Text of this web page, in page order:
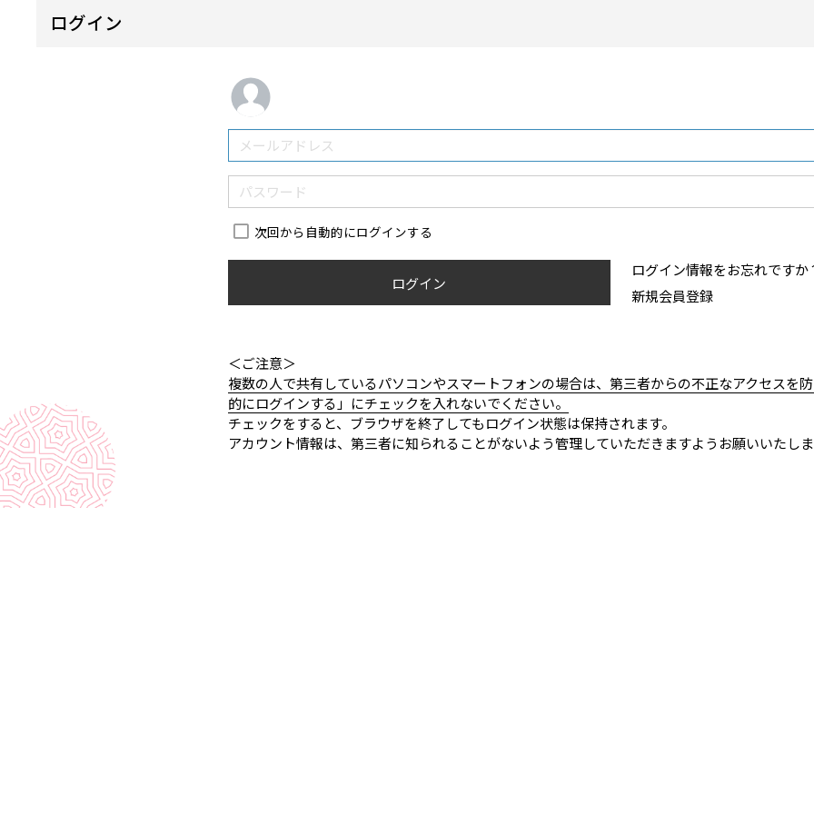
ログイン
次回から自動的にログインする
ログイン
ログイン情報をお忘れですか
新規会員登録
＜ご注意＞
複数の人で共有しているパソコンやスマートフォンの場合は、第三者からの不正なアクセスを
的にログインする」にチェックを入れないでください。
チェックをすると、ブラウザを終了してもログイン状態は保持されます。
アカウント情報は、第三者に知られることがないよう管理していただきますようお願いいたし